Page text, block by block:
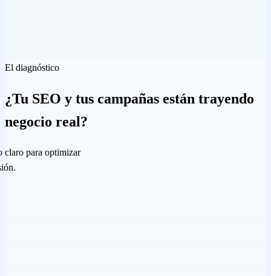
El diagnóstico
¿Tu SEO y tus campañas están trayendo
negocio real?
claro para optimizar